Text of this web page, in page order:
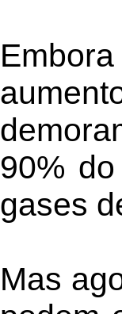
90%
gases
Mas